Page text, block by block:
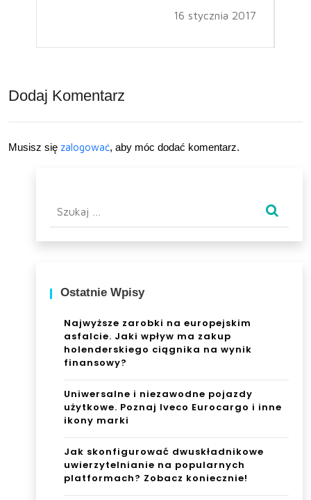
16 stycznia 2017
Dodaj Komentarz
Musisz się zalogować, aby móc dodać komentarz.
Ostatnie Wpisy
Najwyższe zarobki na europejskim
asfalcie. Jaki wpływ ma zakup
holenderskiego ciągnika na wynik
finansowy?
Uniwersalne i niezawodne pojazdy
użytkowe. Poznaj Iveco Eurocargo i inne
ikony marki
Jak skonfigurować dwuskładnikowe
uwierzytelnianie na popularnych
platformach? Zobacz koniecznie!